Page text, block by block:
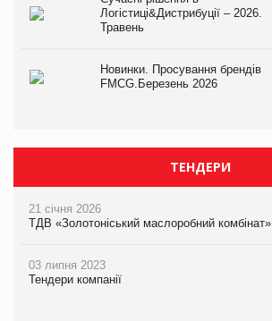
Логістиці&Дистрибуції – 2026.
Травень
Новинки. Просування брендів
FMCG.Березень 2026
ТЕНДЕРИ
21 січня 2026
ТДВ «Золотоніський маслоробний комбінат»
03 липня 2023
Тендери компанії